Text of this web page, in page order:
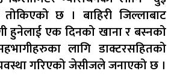
छ । बाहिरी जिल्लाबाट
हुनेलाई एक दिनको खाना र बस्नको
लागि डाक्टरसहितको
गरिएको जेसीजले जनाएको छ ।